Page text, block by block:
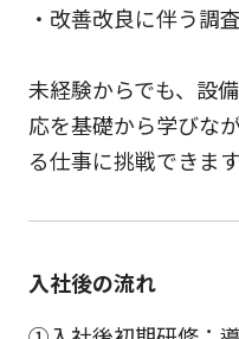
・改善改良に伴う調
未経験からでも、設
応を基礎から学びな
る仕事に挑戦できます
入社後の流れ